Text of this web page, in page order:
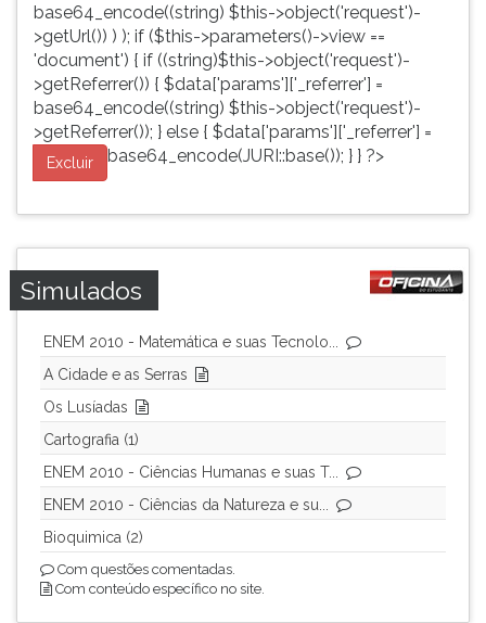
base64_encode((string) $this->object('request')-
>getUrl()) ) ); if ($this->parameters()->view ==
'document') { if ((string)$this->object('request')-
>getReferrer()) { $data['params']['_referrer'] =
base64_encode((string) $this->object('request')-
>getReferrer()); } else { $data['params']['_referrer'] =
base64_encode(JURI::base()); } } ?>
Excluir
Simulados
ENEM 2010 - Matemática e suas Tecnolo...
A Cidade e as Serras
Os Lusíadas
Cartografia (1)
ENEM 2010 - Ciências Humanas e suas T...
ENEM 2010 - Ciências da Natureza e su...
Bioquimica (2)
Com questões comentadas.
Com conteúdo específico no site.